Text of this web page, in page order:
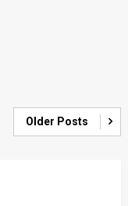
Older Posts